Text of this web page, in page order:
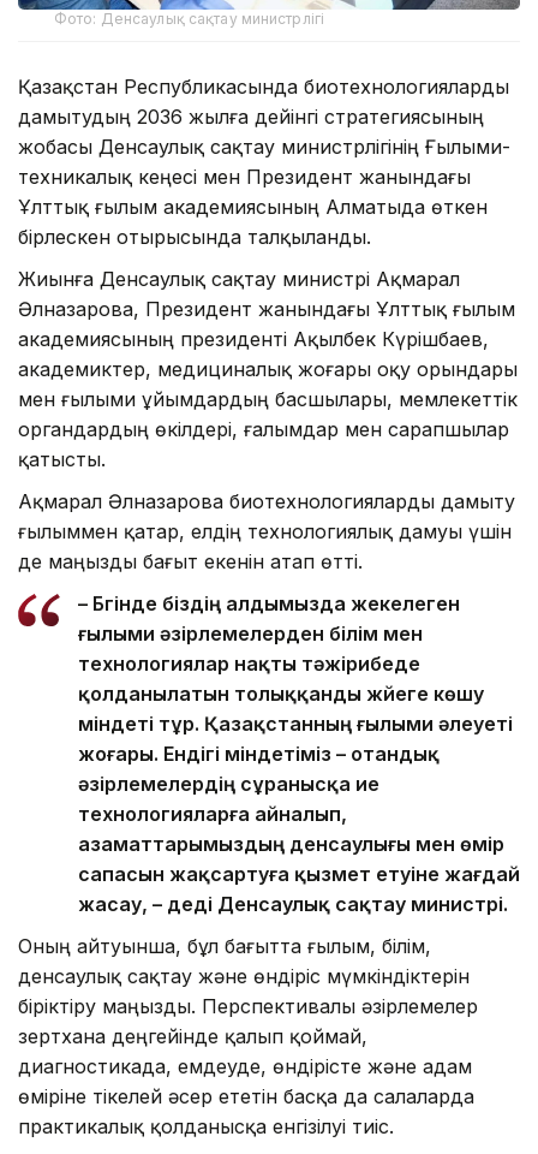
Фото: Денсаулық сақтау министрлігі
Қазақстан Республикасында биотехнологияларды
дамытудың 2036 жылға дейінгі стратегиясының
жобасы Денсаулық сақтау министрлігінің Ғылыми-
техникалық кеңесі мен Президент жанындағы
Ұлттық ғылым академиясының Алматыда өткен
бірлескен отырысында талқыланды.
Жиынға Денсаулық сақтау министрі Ақмарал
Әлназарова, Президент жанындағы Ұлттық ғылым
академиясының президенті Ақылбек Күрішбаев,
академиктер, медициналық жоғары оқу орындары
мен ғылыми ұйымдардың басшылары, мемлекеттік
органдардың өкілдері, ғалымдар мен сарапшылар
қатысты.
Ақмарал Әлназарова биотехнологияларды дамыту
ғылыммен қатар, елдің технологиялық дамуы үшін
де маңызды бағыт екенін атап өтті.
– Бүгінде біздің алдымызда жекелеген
ғылыми әзірлемелерден білім мен
технологиялар нақты тәжірибеде
қолданылатын толыққанды жүйеге көшу
міндеті тұр. Қазақстанның ғылыми әлеуеті
жоғары. Ендігі міндетіміз – отандық
әзірлемелердің сұранысқа ие
технологияларға айналып,
азаматтарымыздың денсаулығы мен өмір
сапасын жақсартуға қызмет етуіне жағдай
жасау, – деді Денсаулық сақтау министрі.
Оның айтуынша, бұл бағытта ғылым, білім,
денсаулық сақтау және өндіріс мүмкіндіктерін
біріктіру маңызды. Перспективалы әзірлемелер
зертхана деңгейінде қалып қоймай,
диагностикада, емдеуде, өндірісте және адам
өміріне тікелей әсер ететін басқа да салаларда
практикалық қолданысқа енгізілуі тиіс.